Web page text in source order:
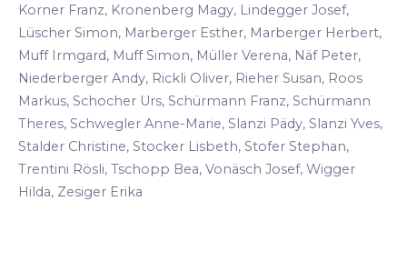
Korner Franz, Kronenberg Magy, Lindegger Josef,
Lüscher Simon, Marberger Esther, Marberger Herbert,
Muff Irmgard, Muff Simon, Müller Verena, Näf Peter,
Niederberger Andy, Rickli Oliver, Rieher Susan, Roos
Markus, Schocher Urs, Schürmann Franz, Schürmann
Theres, Schwegler Anne-Marie, Slanzi Pädy, Slanzi Yves,
Stalder Christine, Stocker Lisbeth, Stofer Stephan,
Trentini Rösli, Tschopp Bea, Vonäsch Josef, Wigger
Hilda, Zesiger Erika